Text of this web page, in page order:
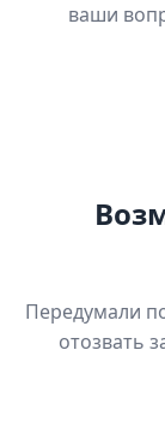
ваши
Передумали
отозвать